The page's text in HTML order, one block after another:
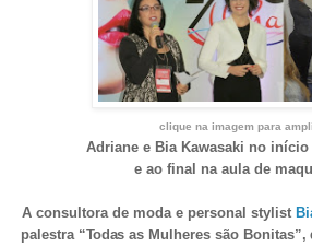
clique na imagem para
Adriane e Bia Kawasaki no
e ao final na aula de
A consultora de moda e personal stylist
palestra “Todas as Mulheres são Bonitas”,